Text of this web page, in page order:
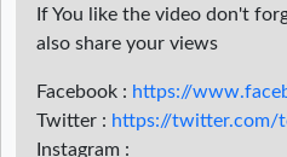
If You like the video don't
also share your views
Facebook : https://
Twitter : https://twitter.com/
Instagram :